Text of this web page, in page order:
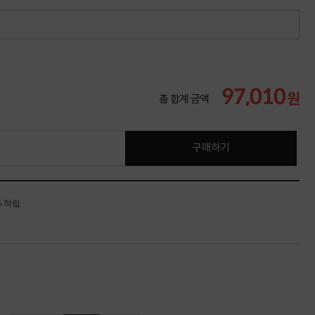
총 합계 금액 97,010원
구매하기
적립